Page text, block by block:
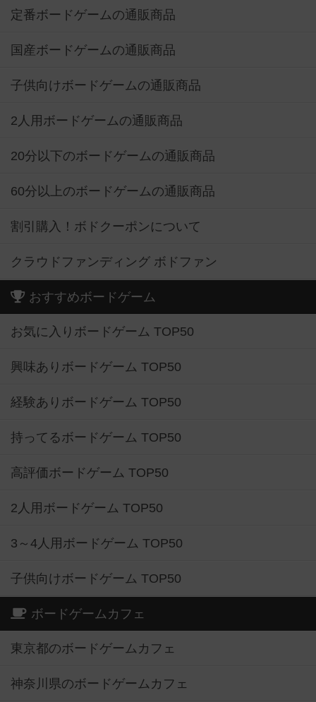
定番ボードゲームの通販商品
国産ボードゲームの通販商品
子供向けボードゲームの通販商品
2人用ボードゲームの通販商品
20分以下のボードゲームの通販商品
60分以上のボードゲームの通販商品
割引購入！ボドクーポンについて
クラウドファンディング ボドファン
おすすめボードゲーム
お気に入りボードゲーム TOP50
興味ありボードゲーム TOP50
経験ありボードゲーム TOP50
持ってるボードゲーム TOP50
高評価ボードゲーム TOP50
2人用ボードゲーム TOP50
3～4人用ボードゲーム TOP50
子供向けボードゲーム TOP50
ボードゲームカフェ
東京都のボードゲームカフェ
神奈川県のボードゲームカフェ